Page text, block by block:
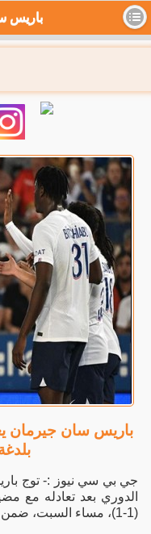
باريس سان جيرمان
جي بي سي نيوز :- توج
الدوري بعد تعادله مع
(1-1)، مساء السبت، ضمن منافسات الجولة 37 من المسابقة.